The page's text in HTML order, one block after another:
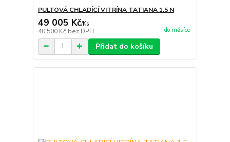
PULTOVÁ CHLADÍCÍ VITRÍNA TATIANA 1.5 N
49 005 Kč/Ks
40 500 Kč bez DPH do měsíce
Přidat do košíku